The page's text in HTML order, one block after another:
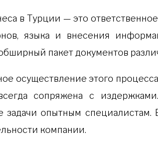
в Турции — это
языка и внесения
пакет документов
осуществление этого
сопряжена с
задачи опытным
компании.